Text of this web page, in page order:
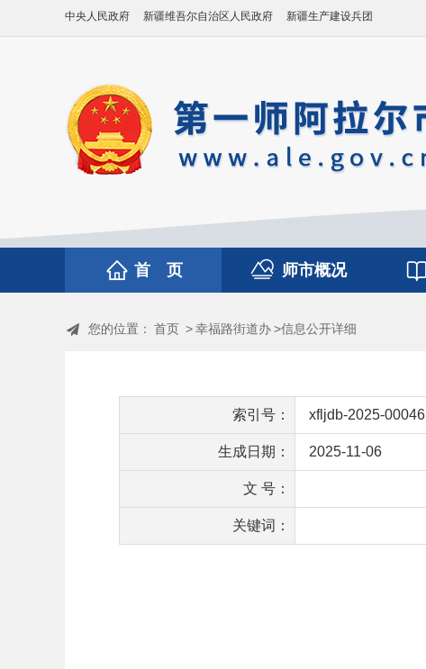
中央人民政府 新疆维吾尔自治区人民政府 新疆生产建设兵团
首 页 师市概况
您的位置： 首页 >幸福路街道办>信息公开详细
索引号： xfljdb-2025-00046
生成日期： 2025-11-06
文 号：
关键词：